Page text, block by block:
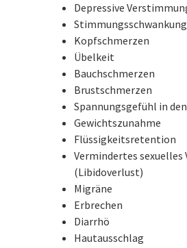
Depressive
Kopfschmerzen
Übelkeit
Bauchschmerzen
Brustschmerzen
Spannungsgefühl in
Gewichtszunahme
Flüssigkeitsretention
Vermindertes sexuelles
(Libidoverlust)
Migräne
Erbrechen
Diarrhö
Hautausschlag